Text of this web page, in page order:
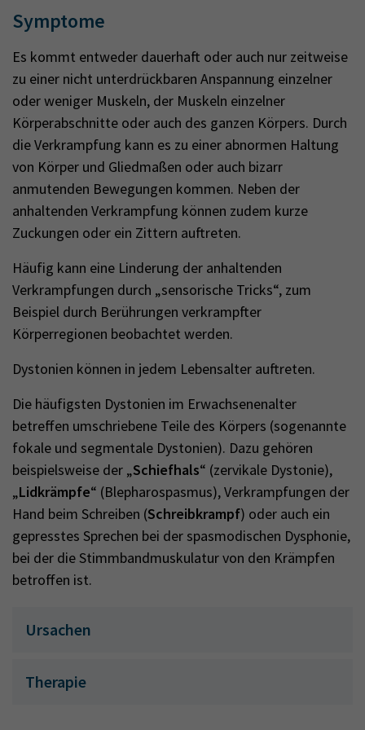
Symptome
Es kommt entweder dauerhaft oder auch nur zeitweise
zu einer nicht unterdrückbaren Anspannung einzelner
oder weniger Muskeln, der Muskeln einzelner
Körperabschnitte oder auch des ganzen Körpers. Durch
die Verkrampfung kann es zu einer abnormen Haltung
von Körper und Gliedmaßen oder auch bizarr
anmutenden Bewegungen kommen. Neben der
anhaltenden Verkrampfung können zudem kurze
Zuckungen oder ein Zittern auftreten.
Häufig kann eine Linderung der anhaltenden
Verkrampfungen durch „sensorische Tricks“, zum
Beispiel durch Berührungen verkrampfter
Körperregionen beobachtet werden.
Dystonien können in jedem Lebensalter auftreten.
Die häufigsten Dystonien im Erwachsenenalter
betreffen umschriebene Teile des Körpers (sogenannte
fokale und segmentale Dystonien). Dazu gehören
beispielsweise der „Schiefhals“ (zervikale Dystonie),
„Lidkrämpfe“ (Blepharospasmus), Verkrampfungen der
Hand beim Schreiben (Schreibkrampf) oder auch ein
gepresstes Sprechen bei der spasmodischen Dysphonie,
bei der die Stimmbandmuskulatur von den Krämpfen
betroffen ist.
Ursachen
Therapie